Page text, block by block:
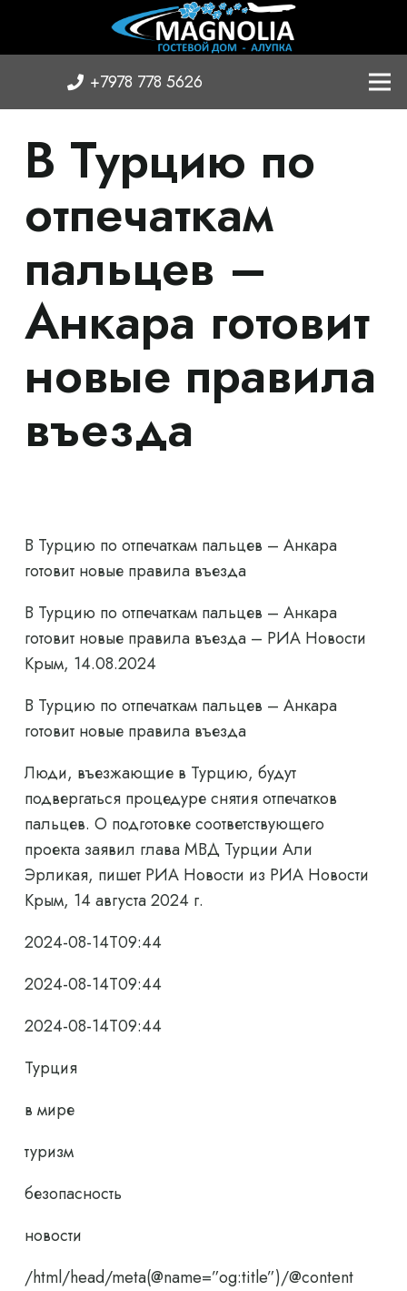
+7978 778 5626
В Турцию по
отпечаткам
пальцев –
Анкара готовит
новые правила
въезда
В Турцию по отпечаткам пальцев – Анкара
готовит новые правила въезда
В Турцию по отпечаткам пальцев – Анкара
готовит новые правила въезда – РИА Новости
Крым, 14.08.2024
В Турцию по отпечаткам пальцев – Анкара
готовит новые правила въезда
Люди, въезжающие в Турцию, будут
подвергаться процедуре снятия отпечатков
пальцев. О подготовке соответствующего
проекта заявил глава МВД Турции Али
Эрликая, пишет РИА Новости из РИА Новости
Крым, 14 августа 2024 г.
2024-08-14T09:44
2024-08-14T09:44
2024-08-14T09:44
Турция
в мире
туризм
безопасность
новости
/html/head/meta(@name=”og:title”)/@content